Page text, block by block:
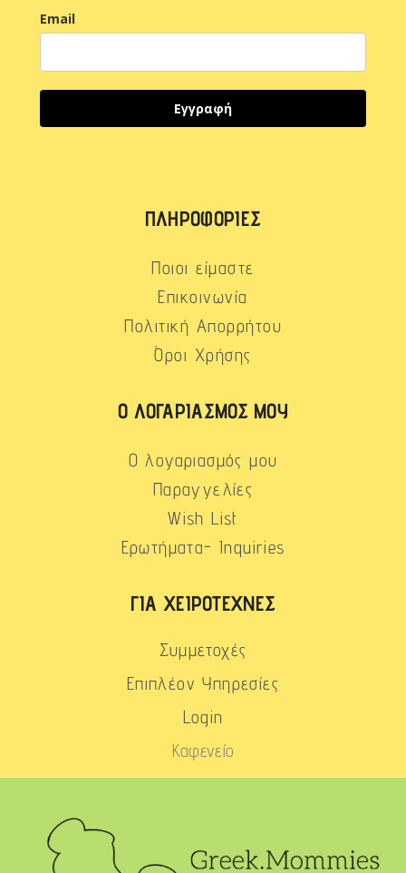
Email
Εγγραφή
ΠΛΗΡΟΦΟΡΊΕΣ
Ποιοι είμαστε
Επικοινωνία
Πολιτική Απορρήτου
Όροι Χρήσης
Ο ΛΟΓΑΡΙΑΣΜΌΣ ΜΟΥ
Ο λογαριασμός μου
Παραγγελίες
Wish List
Ερωτήματα- Inquiries
ΓΙΑ ΧΕΙΡΟΤΈΧΝΕΣ
Συμμετοχές
Επιπλέον Υπηρεσίες
Login
Καφενείο